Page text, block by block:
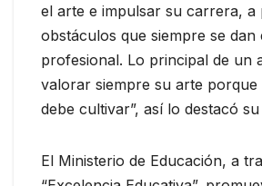
el arte e impulsar su carrera, a
obstáculos que siempre se
profesional. Lo principal de un
valorar siempre su arte porque
debe cultivar”, así lo destacó
El Ministerio de Educación, a